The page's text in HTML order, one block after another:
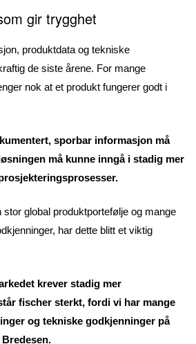
gir trygghet
produktdata og tekniske
de siste årene. For mange
nok at et produkt fungerer godt i
sporbar informasjon må
må kunne inngå i stadig mer
global produktportefølje og mange
har dette blitt et viktig
krever stadig mer
fischer sterkt, fordi vi har mange
og tekniske godkjenninger på